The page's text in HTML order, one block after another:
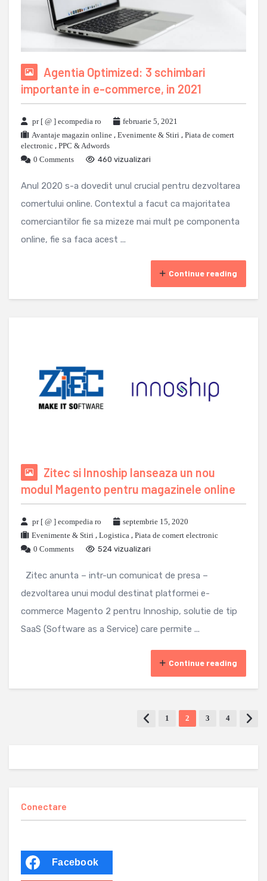
Agentia Optimized: 3 schimbari
importante in e-commerce, in 2021
pr [ @ ] ecompedia ro
februarie 5, 2021
Avantaje magazin online , Evenimente & Stiri , Piata de comert
electronic , PPC & Adwords
0 Comments
460 vizualizari
Anul 2020 s-a dovedit unul crucial pentru dezvoltarea
comertului online. Contextul a facut ca majoritatea
comerciantilor fie sa mizeze mai mult pe componenta
online, fie sa faca acest ...
Continue reading
Zitec si Innoship lanseaza un nou
modul Magento pentru magazinele online
pr [ @ ] ecompedia ro
septembrie 15, 2020
Evenimente & Stiri , Logistica , Piata de comert electronic
0 Comments
524 vizualizari
Zitec anunta – intr-un comunicat de presa –
dezvoltarea unui modul destinat platformei e-
commerce Magento 2 pentru Innoship, solutie de tip
SaaS (Software as a Service) care permite ...
Continue reading
1 2 3 4
Conectare
Facebook